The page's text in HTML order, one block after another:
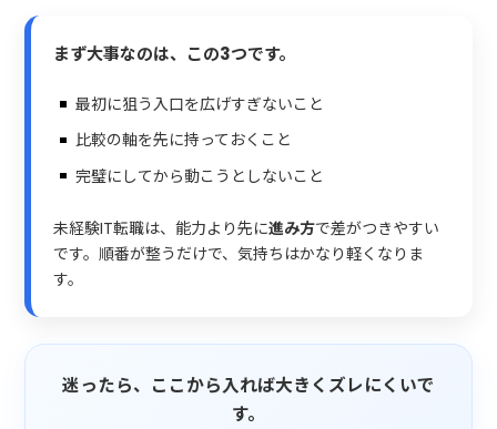
まず大事なのは、この3つです。
最初に狙う入口を広げすぎないこと
比較の軸を先に持っておくこと
完璧にしてから動こうとしないこと
未経験IT転職は、能力より先に進み方で差がつきやすい
です。順番が整うだけで、気持ちはかなり軽くなりま
す。
迷ったら、ここから入れば大きくズレにくいで
す。